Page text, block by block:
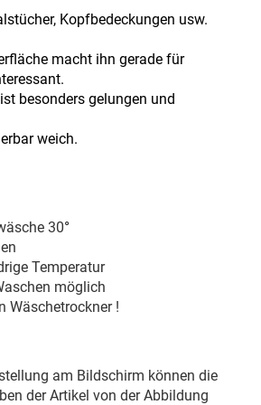
Kopfbedeckungen usw.
macht ihn gerade für
besonders gelungen und
weich.
30°
Temperatur
möglich
Wäschetrockner !
am Bildschirm können die
der Artikel von der Abbildung